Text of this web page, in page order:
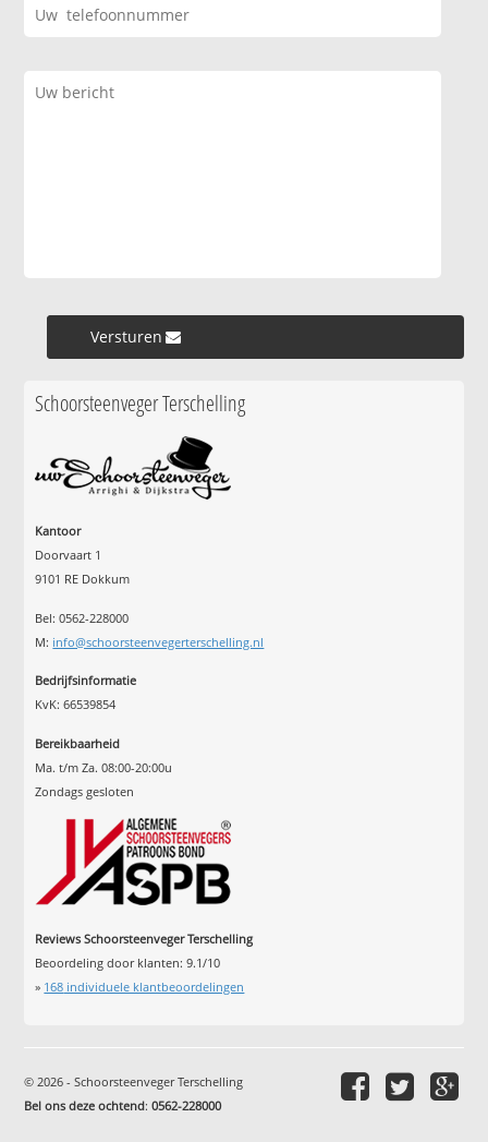
Versturen »
Schoorsteenveger Terschelling
Kantoor
Doorvaart 1
9101 RE Dokkum
Bel: 0562-228000
M: info@schoorsteenvegerterschelling.nl
Bedrijfsinformatie
KvK: 66539854
Bereikbaarheid
Ma. t/m Za. 08:00-20:00u
Zondags gesloten
Reviews Schoorsteenveger Terschelling
Beoordeling door klanten:9.1/10
» 168 individuele klantbeoordelingen
© 2026 - Schoorsteenveger Terschelling
Bel ons deze ochtend:0562-228000